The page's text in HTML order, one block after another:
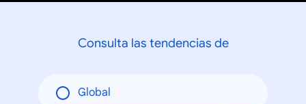
Consulta las tendencias de
Global